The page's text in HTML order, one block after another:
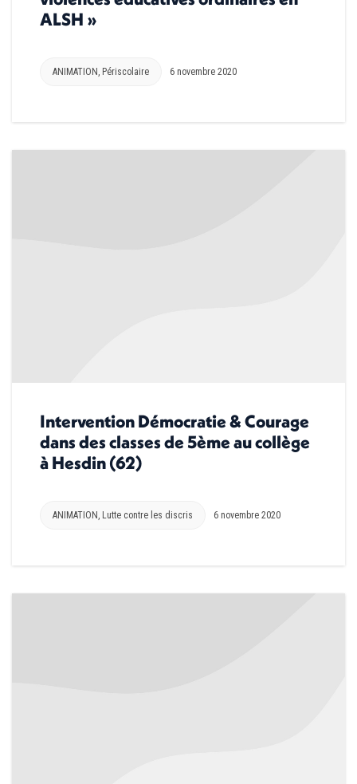
ALSH »
ANIMATION Périscolaire 6 novembre 2020
Intervention Démocratie & Courage
dans des classes de 5ème au collège
à Hesdin (62)
ANIMATION , Lutte contre les discris 6 novembre 2020